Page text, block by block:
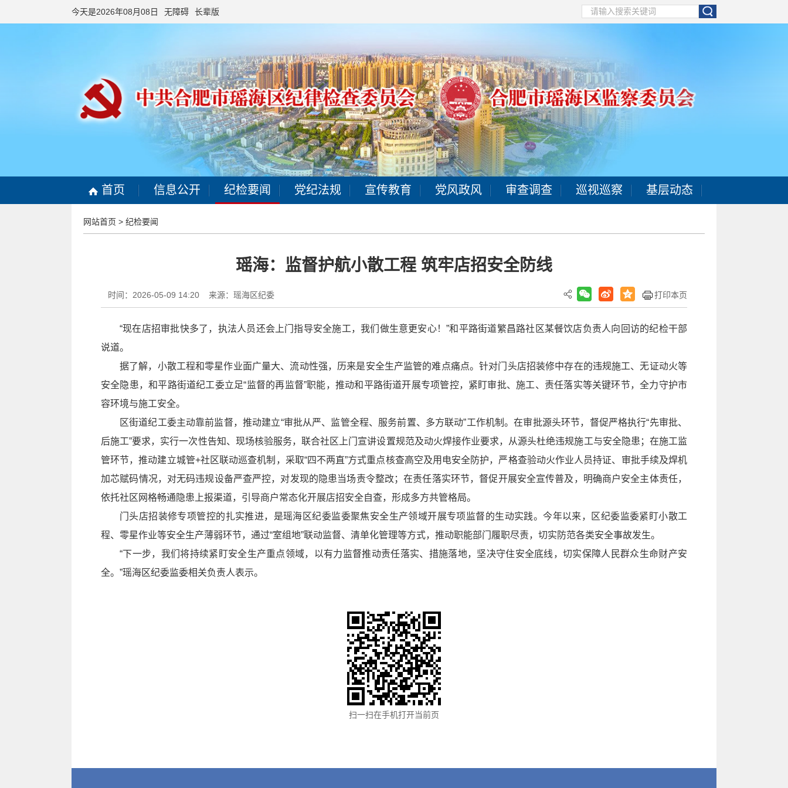
今天是2026年08月08日 无障碍 长辈版
首页 信息公开 纪检要闻 党纪法规 宣传教育 党风政风 审查调查 巡视巡察 基层动态
网站首页 > 纪检要闻
瑶海：监督护航小散工程 筑牢店招安全防线
时间：2026-05-09 14:20 来源：瑶海区纪委 打印本页
“现在店招审批快多了，执法人员还会上门指导安全施工，我们做生意更安心！”和平路街道繁昌路社区某餐饮店负责人向回访的纪检干部
说道。
据了解，小散工程和零星作业面广量大、流动性强，历来是安全生产监管的难点痛点。针对门头店招装修中存在的违规施工、无证动火等
安全隐患，和平路街道纪工委立足“监督的再监督”职能，推动和平路街道开展专项管控，紧盯审批、施工、责任落实等关键环节，全力守护市
容环境与施工安全。
区街道纪工委主动靠前监督，推动建立“审批从严、监管全程、服务前置、多方联动”工作机制。在审批源头环节，督促严格执行“先审批、
后施工”要求，实行一次性告知、现场核验服务，联合社区上门宣讲设置规范及动火焊接作业要求，从源头杜绝违规施工与安全隐患；在施工监
管环节，推动建立城管+社区联动巡查机制，采取“四不两直”方式重点核查高空及用电安全防护，严格查验动火作业人员持证、审批手续及焊机
加芯赋码情况，对无码违规设备严查严控，对发现的隐患当场责令整改；在责任落实环节，督促开展安全宣传普及，明确商户安全主体责任，
依托社区网格畅通隐患上报渠道，引导商户常态化开展店招安全自查，形成多方共管格局。
门头店招装修专项管控的扎实推进，是瑶海区纪委监委聚焦安全生产领域开展专项监督的生动实践。今年以来，区纪委监委紧盯小散工
程、零星作业等安全生产薄弱环节，通过“室组地”联动监督、清单化管理等方式，推动职能部门履职尽责，切实防范各类安全事故发生。
“下一步，我们将持续紧盯安全生产重点领域，以有力监督推动责任落实、措施落地，坚决守住安全底线，切实保障人民群众生命财产安
全。”瑶海区纪委监委相关负责人表示。
扫一扫在手机打开当前页